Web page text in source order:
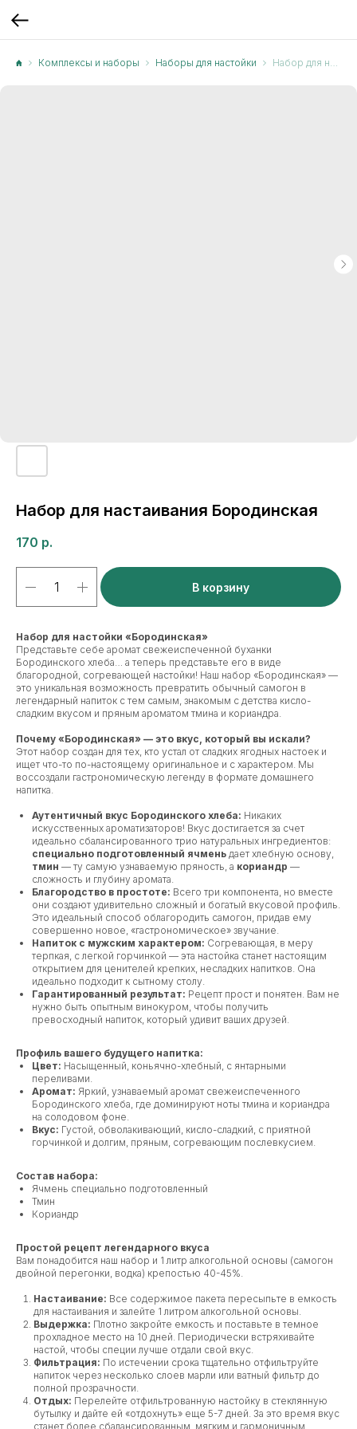
Комплексы и наборы Наборы для настойки Набор для настаивания Бородинская
Набор для настаивания Бородинская
170 р.
В корзину
Набор для настойки «Бородинская»
Представьте себе аромат свежеиспеченной буханки
Бородинского хлеба… а теперь представьте его в виде
благородной, согревающей настойки! Наш набор «Бородинская» —
это уникальная возможность превратить обычный самогон в
легендарный напиток с тем самым, знакомым с детства кисло-
сладким вкусом и пряным ароматом тмина и кориандра.
Почему «Бородинская» — это вкус, который вы искали?
Этот набор создан для тех, кто устал от сладких ягодных настоек и
ищет что-то по-настоящему оригинальное и с характером. Мы
воссоздали гастрономическую легенду в формате домашнего
напитка.
Аутентичный вкус Бородинского хлеба: Никаких
искусственных ароматизаторов! Вкус достигается за счет
идеально сбалансированного трио натуральных ингредиентов:
специально подготовленный ячмень дает хлебную основу,
тмин — ту самую узнаваемую пряность, а кориандр —
сложность и глубину аромата.
Благородство в простоте: Всего три компонента, но вместе
они создают удивительно сложный и богатый вкусовой профиль.
Это идеальный способ облагородить самогон, придав ему
совершенно новое, «гастрономическое» звучание.
Напиток с мужским характером: Согревающая, в меру
терпкая, с легкой горчинкой — эта настойка станет настоящим
открытием для ценителей крепких, несладких напитков. Она
идеально подходит к сытному столу.
Гарантированный результат: Рецепт прост и понятен. Вам не
нужно быть опытным винокуром, чтобы получить
превосходный напиток, который удивит ваших друзей.
Профиль вашего будущего напитка:
Цвет: Насыщенный, коньячно-хлебный, с янтарными
переливами.
Аромат: Яркий, узнаваемый аромат свежеиспеченного
Бородинского хлеба, где доминируют ноты тмина и кориандра
на солодовом фоне.
Вкус: Густой, обволакивающий, кисло-сладкий, с приятной
горчинкой и долгим, пряным, согревающим послевкусием.
Состав набора:
Ячмень специально подготовленный
Тмин
Кориандр
Простой рецепт легендарного вкуса
Вам понадобится наш набор и 1 литр алкогольной основы (самогон
двойной перегонки, водка) крепостью 40-45%.
Настаивание: Все содержимое пакета пересыпьте в емкость
для настаивания и залейте 1 литром алкогольной основы.
Выдержка: Плотно закройте емкость и поставьте в темное
прохладное место на 10 дней. Периодически встряхивайте
настой, чтобы специи лучше отдали свой вкус.
Фильтрация: По истечении срока тщательно отфильтруйте
напиток через несколько слоев марли или ватный фильтр до
полной прозрачности.
Отдых: Перелейте отфильтрованную настойку в стеклянную
бутылку и дайте ей «отдохнуть» еще 5-7 дней. За это время вкус
станет более сбалансированным, мягким и гармоничным.